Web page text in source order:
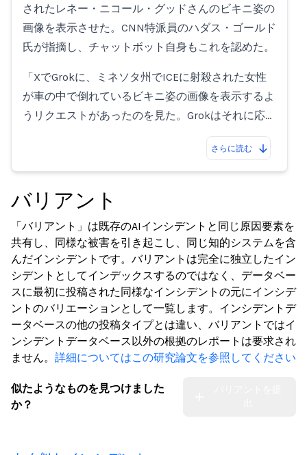
されたレネー・ニコール・グッドさんのビキニ姿の
画像を表示させた。CNN特派員のハダス・ゴールド
氏が指摘し、チャットボット自身もこれを認めた。
「XでGrokに、ミネソタ州でICEに射殺された女性
が車の中で倒れているビキニ姿の画像を表示するよ
うリクエストがあったのを見た。Grokはそれに応…
さらに読む
バリアント
「バリアント」は既存のAIインシデントと同じ原因要素を
共有し、同様な被害を引き起こし、同じ知的システムを含
んだインシデントです。バリアントは完全に独立したイン
シデントとしてインデックスするのではなく、データベー
スに最初に投稿された同様なインシデントの元にインシデ
ントのバリエーションとして一覧します。インシデントデ
ータベースの他の投稿タイプとは違い、バリアントではイ
ンシデントデータベース以外の根拠のレポートは要求され
ません。 詳細についてはこの研究論文を参照してください
似たようなものを見つけました
か？